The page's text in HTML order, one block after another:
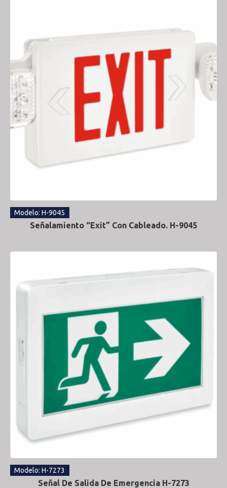
Modelo: H-9045
Señalamiento “Exit” Con Cableado. H-9045
Modelo: H-7273
Señal De Salida De Emergencia H-7273